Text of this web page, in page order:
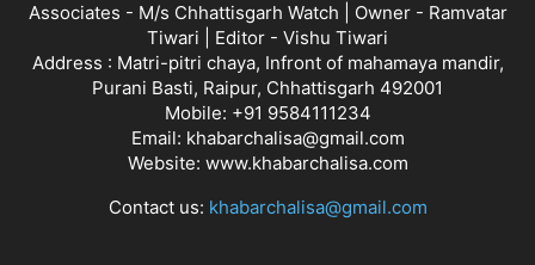
Associates - M/s Chhattisgarh Watch | Owner - Ramvatar
Tiwari | Editor - Vishu Tiwari
Address : Matri-pitri chaya, Infront of mahamaya mandir,
Purani Basti, Raipur, Chhattisgarh 492001
Mobile: +91 9584111234
Email: khabarchalisa@gmail.com
Website: www.khabarchalisa.com
Contact us: khabarchalisa@gmail.com